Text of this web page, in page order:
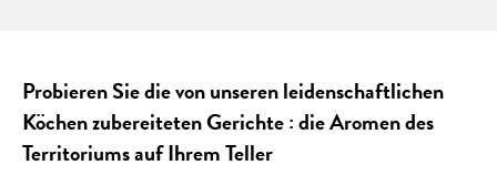
Probieren Sie die von unseren leidenschaftlichen
Köchen zubereiteten Gerichte : die Aromen des
Territoriums auf Ihrem Teller